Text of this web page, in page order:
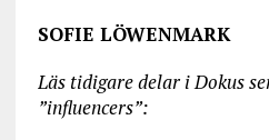
SOFIE LÖWENMARK
Läs tidigare delar i Dokus
”influencers”: